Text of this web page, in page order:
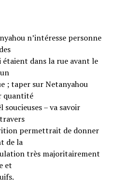
n’intéresse personne
étaient dans la rue avant le
; taper sur Netanyahou
quantité
soucieuses – va savoir
permettrait de donner
de la
très majoritairement
et